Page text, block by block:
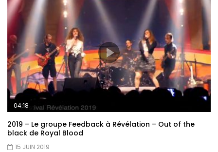
04:18
2019 – Le groupe Feedback à Révélation – Out of the
black de Royal Blood
15 JUIN 2019